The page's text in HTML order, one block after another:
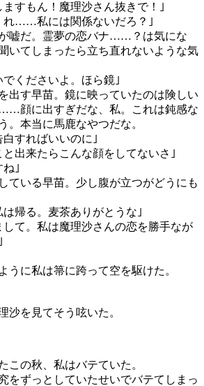
すもん！魔理沙さん抜きで！｣
れ……私には関係ないだろ？｣
嘘だ。霊夢の恋バナ……？は気にな
いてしまったら立ち直れないような気
くださいよ。ほら鏡｣
出す早苗。鏡に映っていたのは険しい
顔に出すぎだな、私。これは鈍感な
。本当に馬鹿なやつだな。
すればいいのに｣
出来たらこんな顔をしてないさ｣
｣
ている早苗。少し腹が立つがどうにも
帰る。麦茶ありがとうな｣
して。私は魔理沙さんの恋を勝手なが
に私は箒に跨って空を駆けた。
を見てそう呟いた。
の秋、私はバテていた。
をずっとしていたせいでバテてしまっ